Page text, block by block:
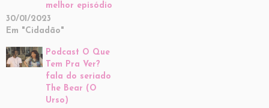
melhor episódio
30/01/2023
Em "Cidadão"
Podcast O Que
Tem Pra Ver?
fala do seriado
The Bear (O
Urso)